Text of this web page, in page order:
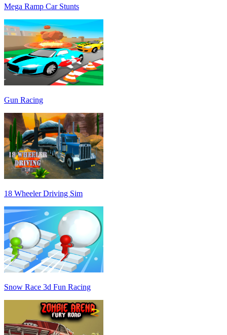
Mega Ramp Car Stunts
Gun Racing
18 Wheeler Driving Sim
Snow Race 3d Fun Racing